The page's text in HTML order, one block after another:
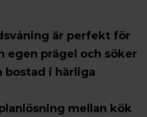
är perfekt för
egen prägel och söker
bostad i härliga
mellan kök